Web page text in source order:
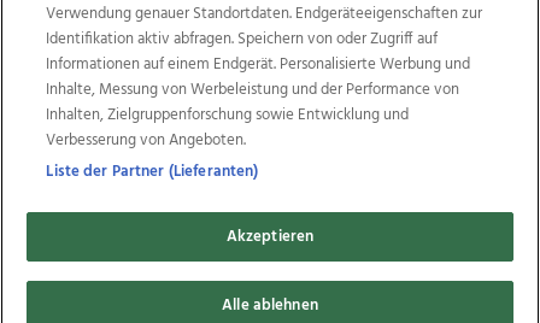
Weitere Angebote des Medienhauses Wimmer
TV1 di-mog-i.at OÖNow
Ischler Woche
Life Radio
OÖNachrichten
OÖN Immobilien
OÖN Karriere
OÖN Reise
Promenaden Galerien
Regionaljobs
wasistlos.at
Copyrights © 2026 Tips Zeitungs GmbH & Co KG
developed by11x11.net
Verwendung genauer Standortdaten. Endgeräteeigenschaften zur
Identifikation aktiv abfragen. Speichern von oder Zugriff auf
Informationen auf einem Endgerät. Personalisierte Werbung und
Inhalte, Messung von Werbeleistung und der Performance von
Inhalten, Zielgruppenforschung sowie Entwicklung und
Verbesserung von Angeboten.
Liste der Partner (Lieferanten)
Akzeptieren
Alle ablehnen